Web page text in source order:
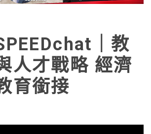
｜教
人才戰略 經濟
育銜接